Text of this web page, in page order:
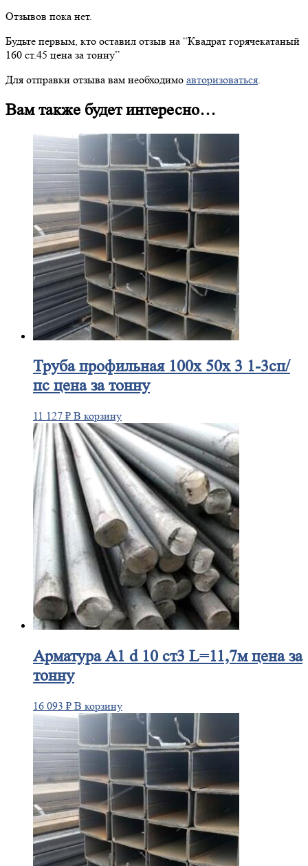
Отзывов пока нет.
Будьте первым, кто оставил отзыв на “Квадрат горячекатаный
160 ст.45 цена за тонну”
Для отправки отзыва вам необходимо авторизоваться
Вам также будет интересно…
Трубапрофильная 100х 50х 3 1-3сп/
пс цена за тонну
11 127 ₽ В корзину
АрматураА1 d 10 ст3 L=11,7м цена за
тонну
16 093 ₽ В корзину